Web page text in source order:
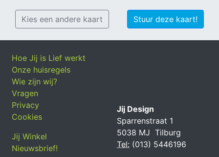
Kies een andere kaart Stuur deze kaart!
Hoe Jij is Lief werkt
Onze huisregels
Wie zijn wij?
Vragen
Privacy
Cookies
Jij Winkel
Nieuwsbrief!
Jij Design
Sparrenstraat 1
5038 MJ Tilburg
Tel: (013) 5446196